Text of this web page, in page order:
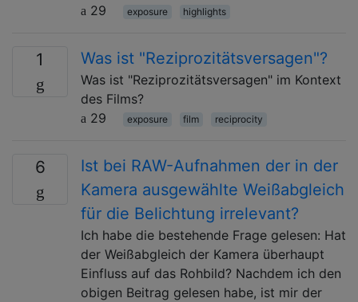
29
exposure highlights
1 Was ist "Reziprozitätsversagen"?
Was ist "Reziprozitätsversagen" im Kontext
des Films?
29
exposure film reciprocity
6
Ist bei RAW-Aufnahmen der in der
Kamera ausgewählte Weißabgleich
für die Belichtung irrelevant?
Ich habe die bestehende Frage gelesen: Hat
der Weißabgleich der Kamera überhaupt
Einfluss auf das Rohbild? Nachdem ich den
obigen Beitrag gelesen habe, ist mir der